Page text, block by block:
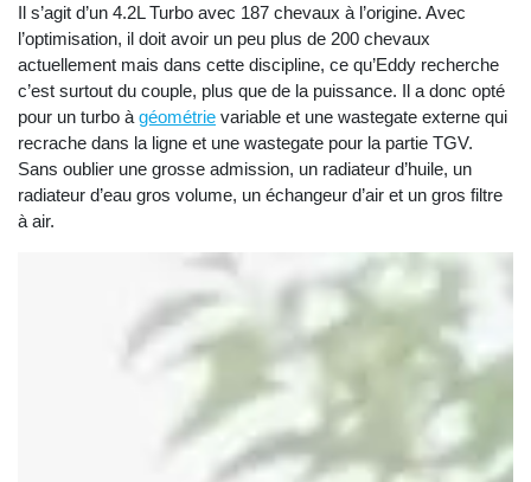
Il s’agit d’un 4.2L Turbo avec 187 chevaux à l’origine. Avec
l’optimisation, il doit avoir un peu plus de 200 chevaux
actuellement mais dans cette discipline, ce qu’Eddy recherche
c’est surtout du couple, plus que de la puissance. Il a donc opté
pour un turbo à géométrie variable et une wastegate externe qui
recrache dans la ligne et une wastegate pour la partie TGV.
Sans oublier une grosse admission, un radiateur d’huile, un
radiateur d’eau gros volume, un échangeur d’air et un gros filtre
à air.